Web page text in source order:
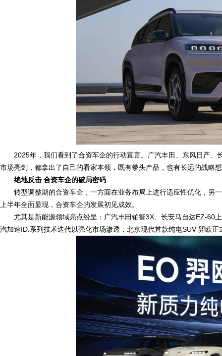
2025年，我们看到了合资车企的行动宣言。广汽丰田、东风日产
市场亮剑，都拿出了自己的看家本领，既有拳头产品，也有长远的战略
绝地反击 合资车企的破局密码
转型调整期的合资车企，一方面在业务布局上进行适应性优化，另
上半年全面显现，合资车企的发展初见成效。
尤其是新能源领域亮点纷呈：广汽丰田铂智3X、长安马自达EZ-60
汽加速ID.系列技术迭代以强化市场渗透，北京现代首款纯电SUV 羿欧